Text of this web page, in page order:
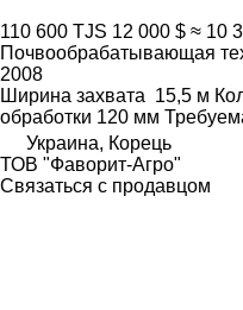
110 600 TJS 12 000 $ ≈ 10
Почвообрабатывающая
2008
Ширина захвата 15,5 м
обработки 120 мм
Украина, Корець
ТОВ "Фаворит-Агро"
Связаться с продавцом